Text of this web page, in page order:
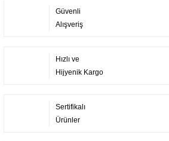
Güvenli
Alışveriş
Hızlı ve
Hijyenik Kargo
Sertifikalı
Ürünler